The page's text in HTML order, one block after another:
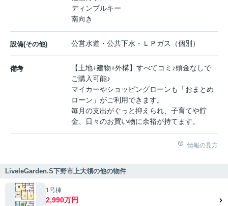
ディンプルキー
南向き
設備(その他) 公営水道・公共下水・ＬＰガス（個別）
備考
【土地+建物+外構】すべてコミ♪頭金なしで
ご購入可能♪
マイカーやショッピングローンも「おまとめ
ローン」がご利用できます。
毎月の支出がぐっと抑えられ、子育てや貯
金、日々のお買い物に余裕が持てます。
情報の見方
LiveleGarden.S下野市上大領の他の物件
1号棟
2,990万円